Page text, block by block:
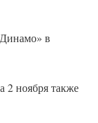
в
ноября также